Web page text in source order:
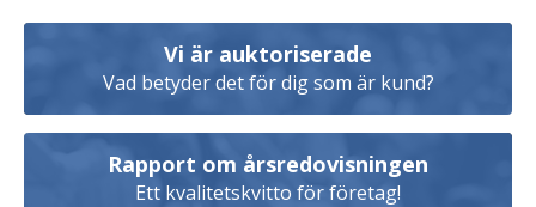
Vi är auktoriserade
Vad betyder det för dig som är kund?
Rapport om årsredovisningen
Ett kvalitetskvitto för företag!